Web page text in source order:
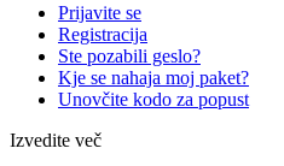
Prijavite se
Registracija
Ste pozabili geslo?
Kje se nahaja moj paket?
Unovčite kodo za popust
Izvedite več